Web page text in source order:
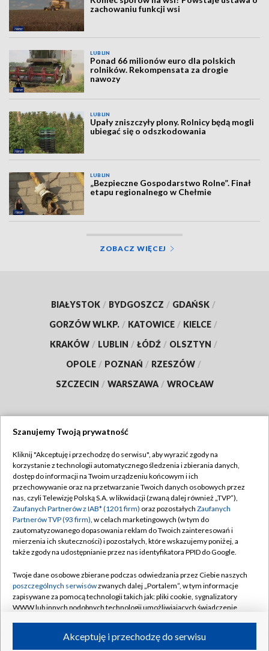
zachowaniu funkcji wsi
LUBLIN
Ponad 66 milionów euro dla polskich
rolników. Rekompensata za drogie
nawozy
LUBLIN
Upały zniszczyły plony. Rolnicy będą mogli
ubiegać się o odszkodowania
LUBLIN
„Bezpieczne Gospodarstwo Rolne”. Finał
etapu regionalnego w Chełmie
ZOBACZ WIĘCEJ
BIAŁYSTOK / BYDGOSZCZ / GDAŃSK /
GORZÓW WLKP. / KATOWICE / KIELCE /
KRAKÓW / LUBLIN / ŁÓDŹ / OLSZTYN /
OPOLE / POZNAŃ / RZESZÓW /
SZCZECIN / WARSZAWA / WROCŁAW
TVP
Abonament TVP
Emisja w TVP
Centrum informacji TVP
Naziemna Telewizja Cyfrowa
Rada Programowa
System NOS
Informacje o nadawcy
Program dla prasy
Regulamin TVP
Polityka prywatności
Moje zgody
Pomoc
Kontakt
Kanały
Szanujemy Twoją prywatność
Kliknij "Akceptuję i przechodzę do serwisu", aby wyrazić zgody na
korzystanie z technologii automatycznego śledzenia i zbierania danych,
dostęp do informacji na Twoim urządzeniu końcowym i ich
przechowywanie oraz na przetwarzanie Twoich danych osobowych przez
nas, czyli Telewizję Polską S.A. w likwidacji (zwaną dalej również „TVP”),
Zaufanych Partnerów z IAB* (1201 firm) oraz pozostałych Zaufanych
Partnerów TVP (93 firm), w celach marketingowych (w tym do
zautomatyzowanego dopasowania reklam do Twoich zainteresowań i
mierzenia ich skuteczności) i pozostałych, które wskazujemy poniżej, a
także zgody na udostępnianie przez nas identyfikatora PPID do Google.
Twoje dane osobowe zbierane podczas odwiedzania przez Ciebie naszych
poszczególnych serwisówzwanych dalej „Portalem”, w tym informacje
zapisywane za pomocą technologii takich jak: pliki cookie, sygnalizatory
WWW lub innych podobnych technologii umożliwiających świadczenie
ruchu w Internecie.Akceptuję i przechodzę do serwisu